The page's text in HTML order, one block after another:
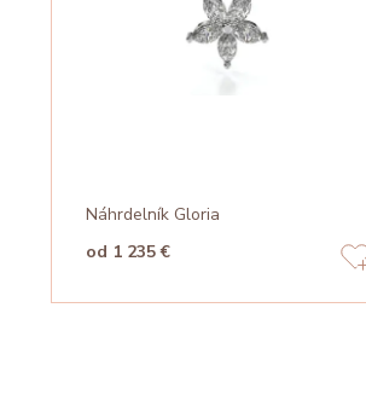
Náhrdelník Gloria
od 1 235 €